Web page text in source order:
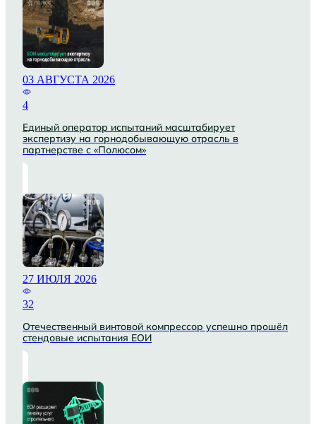
03 АВГУСТА 2026
4
Единый оператор испытаний масштабирует
экспертизу на горнодобывающую отрасль в
партнерстве с «Полюсом»
27 ИЮЛЯ 2026
32
Отечественный винтовой компрессор успешно прошёл
стендовые испытания ЕОИ